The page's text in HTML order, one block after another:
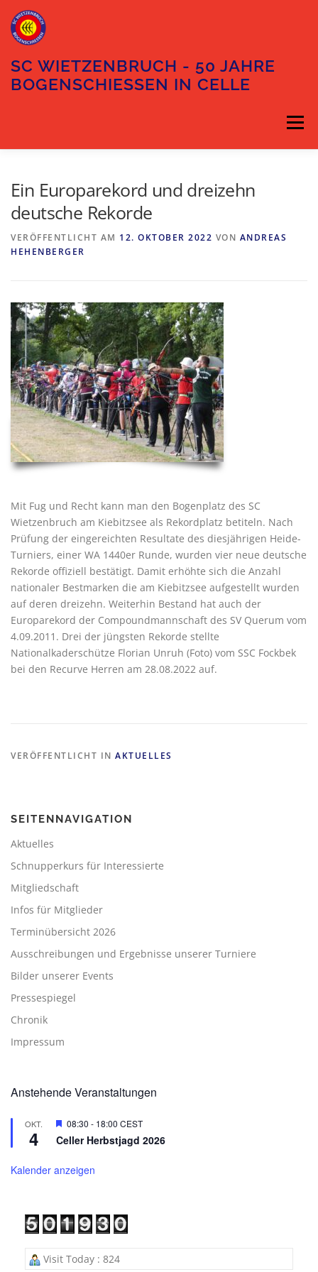
Inhalt
springen
SC WIETZENBRUCH - 50 JAHRE
BOGENSCHIESSEN IN CELLE
Menü
Ein Europarekord und dreizehn
deutsche Rekorde
VERÖFFENTLICHT AM 12. OKTOBER 2022 VON ANDREAS
HEHENBERGER
Mit Fug und Recht kann man den Bogenplatz des SC
Wietzenbruch am Kiebitzsee als Rekordplatz betiteln. Nach
Prüfung der eingereichten Resultate des diesjährigen Heide-
Turniers, einer WA 1440er Runde, wurden vier neue deutsche
Rekorde offiziell bestätigt. Damit erhöhte sich die Anzahl
nationaler Bestmarken die am Kiebitzsee aufgestellt wurden
auf deren dreizehn. Weiterhin Bestand hat auch der
Europarekord der Compoundmannschaft des SV Querum vom
4.09.2011. Drei der jüngsten Rekorde stellte
Nationalkaderschütze Florian Unruh (Foto) vom SSC Fockbek
bei den Recurve Herren am 28.08.2022 auf.
VERÖFFENTLICHT IN AKTUELLES
SEITENNAVIGATION
Aktuelles
Schnupperkurs für Interessierte
Mitgliedschaft
Infos für Mitglieder
Terminübersicht 2026
Ausschreibungen und Ergebnisse unserer Turniere
Bilder unserer Events
Pressespiegel
Chronik
Impressum
Anstehende Veranstaltungen
OKT.
4
Hervorgehoben
08:30 - 18:00 CEST
Celler Herbstjagd 2026
Kalender anzeigen
Visit Today : 824